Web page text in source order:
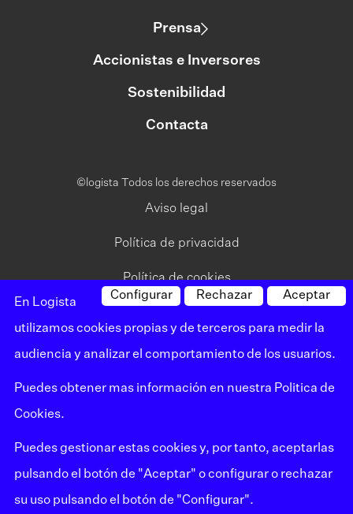
Prensa
Accionistas e Inversores
Sostenibilidad
Contacta
©logista Todos los derechos reservados
Aviso legal
Política de privacidad
Política de cookies
Mapa del sitio
Aceptar
Rechazar
Configurar
En Logista
utilizamos cookies propias y de terceros para medir la
audiencia y analizar el comportamiento de los usuarios.
Puedes obtener mas información en nuestra Politica de
Cookies.
Puedes gestionar estas cookies y, por tanto, aceptarlas
pulsando el botón de "Aceptar" o configurar o rechazar
su uso pulsando el botón de "Configurar".